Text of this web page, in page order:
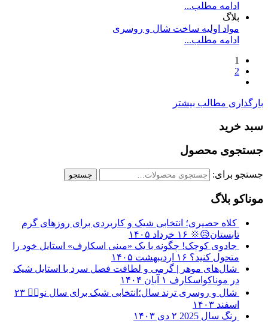
ادامه مطلب...
بلاگ
مواد اولیه ساخت شال و روسری
ادامه مطلب...
1
2
بارگذاری مطالب بیشتر
سبد خرید
جستجوی محصول
جستجو برای: جستجو
موناکو بلاگ
کلاه حصیری؛ انتخابی شیک و کاربردی برای روزهای گرم
تابستان😥🌞 ۱۶ خرداد ۱۴۰۵
جادوی کوچک! چگونه با یک «مینی اسکارف» استایل خود را
متحول کنید؟ ۱۶ اردیبهشت ۱۴۰۵
شال‌های موهر | گرمی و لطافت فصل سرد با استایل شیک
در موناکواسکارف ۱ آبان ۱۴۰۴
شال و روسری ترند سال؛انتخابی شیک برای سال نو❤️‍🔥 ۲۳
اسفند ۱۴۰۳
رنگ سال 2025
۲ دی ۱۴۰۳